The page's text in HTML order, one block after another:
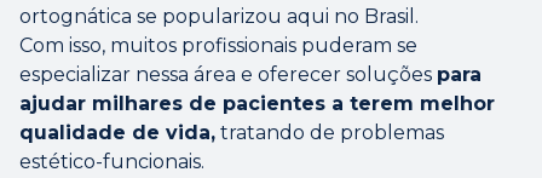
ortognática se popularizou aqui no Brasil.
Com isso, muitos profissionais puderam se
especializar nessa área e oferecer soluções para
ajudar milhares de pacientes a terem melhor
qualidade de vida, tratando de problemas
estético-funcionais.